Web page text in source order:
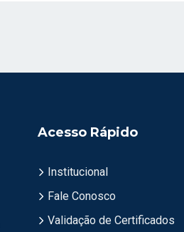
Acesso Rápido
Institucional
Fale Conosco
Validação de Certificados